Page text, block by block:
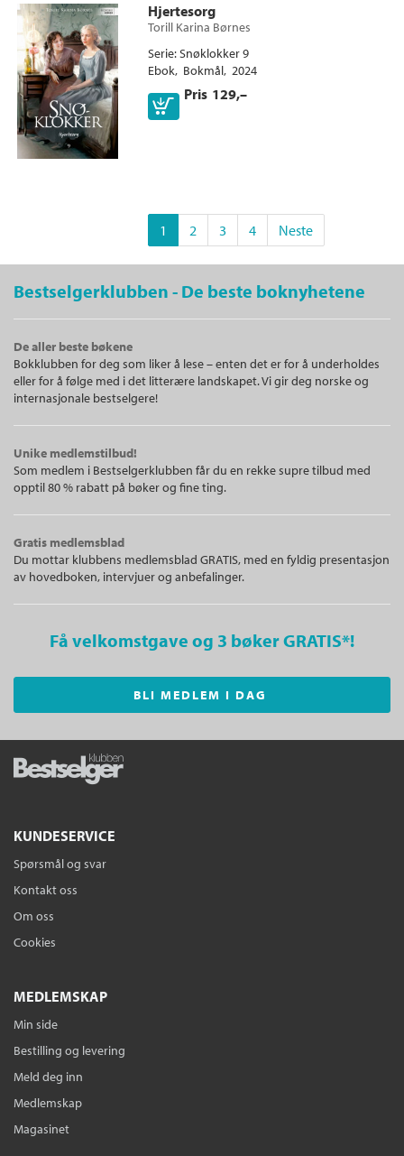
Hjertesorg
Torill Karina Børnes
Serie Snøklokker 9
Ebok Bokmål 2024
Pris 129,–
1 2 3 4 Neste
Bestselgerklubben - De beste boknyhetene
De aller beste bøkene
Bokklubben for deg som liker å lese – enten det er for å underholdes
eller for å følge med i det litterære landskapet. Vi gir deg norske og
internasjonale bestselgere!
Unike medlemstilbud!
Som medlem i Bestselgerklubben får du en rekke supre tilbud med
opptil 80 % rabatt på bøker og fine ting.
Gratis medlemsblad
Du mottar klubbens medlemsblad GRATIS, med en fyldig presentasjon
av hovedboken, intervjuer og anbefalinger.
Få velkomstgave og 3 bøker GRATIS*!
BLI MEDLEM I DAG
KUNDESERVICE
Spørsmål og svar
Kontakt oss
Om oss
Cookies
MEDLEMSKAP
Min side
Bestilling og levering
Meld deg inn
Medlemskap
Magasinet